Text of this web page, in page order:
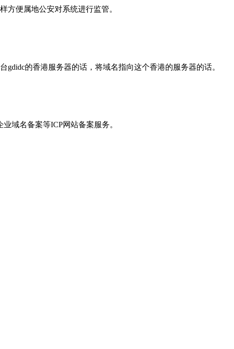
方便属地公安对系统进行监管。
的香港服务器的话，将域名指向这个香港的服务器的话。
域名备案等ICP网站备案服务。